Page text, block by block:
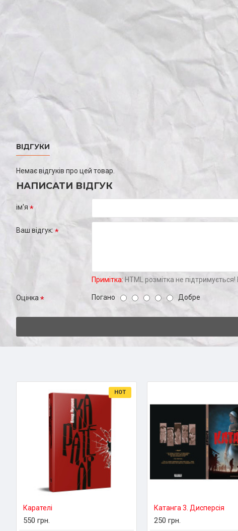
ВІДГУКИ
Немає відгуків про цей товар.
НАПИСАТИ ВІДГУК
ім'я
Ваш відгук:
Примітка:HTML розмітка не
Оцінка Погано Добре
HOT
Карателі
550 грн.
Катанга 3. Дисперсія
250 грн.